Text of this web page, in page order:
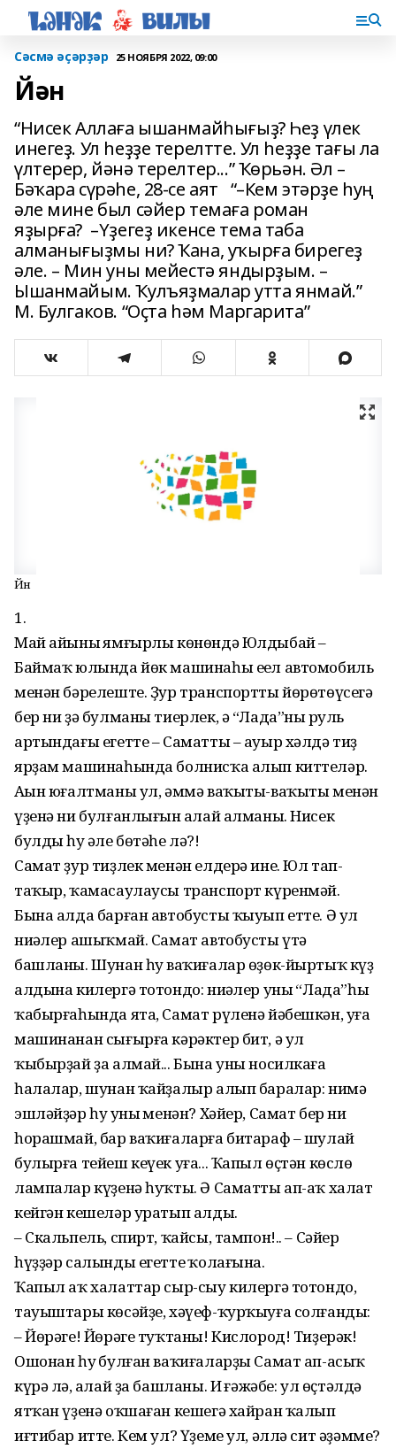
Сәсмә әҫәрҙәр 25 НОЯБРЯ 2022, 09:00
Йән
“Нисек Аллаға ышанмайһығыҙ? Һеҙ үлек
инегеҙ. Ул һеҙҙе терелтте. Ул һеҙҙе тағы ла
үлтерер, йәнә терелтер...” Ҡөрьән. Әл –
Бәҡара сүрәһе, 28-се аят “–Кем этәрҙе һуң
әле мине был сәйер темаға роман
яҙырға? –Үҙегеҙ икенсе тема таба
алманығыҙмы ни? Ҡана, уҡырға бирегеҙ
әле. – Мин уны мейестә яндырҙым. –
Ышанмайым. Ҡулъяҙмалар утта янмай.”
М. Булгаков. “Оҫта һәм Маргарита”
Йән
1.
Май айының ямғырлы көнөндә Юлдыбай –
Баймаҡ юлында йөк машинаһы еңел автомобиль
менән бәрелеште. Ҙур транспортты йөрөтөүсегә
бер ни ҙә булманы тиерлек, ә “Лада”ның руль
артындағы егетте – Саматты – ауыр хәлдә тиҙ
ярҙам машинаһында болнисҡа алып киттеләр.
Аңын юғалтманы ул, әммә ваҡыты-ваҡыты менән
үҙенә ни булғанлығын аңлай алманы. Нисек
булды һуң әле бөтәһе лә?!
Самат ҙур тиҙлек менән елдерә ине. Юл тап-
таҡыр, ҡамасаулаусы транспорт күренмәй.
Бына алда барған автобусты ҡыуып етте. Ә ул
ниңәлер ашыҡмай. Самат автобусты үтә
башланы. Шунан һуң ваҡиғалар өҙөк-йыртыҡ күҙ
алдына килергә тотондо: ниңәлер уның “Лада”һы
ҡабырғаһында ята, Самат рүленә йәбешкән, уға
машинанан сығырға кәрәктер бит, ә ул
ҡыбырҙай ҙа алмай... Бына уны носилкаға
һалалар, шунан ҡайҙалыр алып баралар: нимә
эшләйҙәр һуң уның менән? Хәйер, Самат бер ни
һорашмай, бар ваҡиғаларға битараф – шулай
булырға тейеш кеүек уға... Ҡапыл өҫтән көслө
лампалар күҙенә һуҡты. Ә Саматты ап-аҡ халат
кейгән кешеләр уратып алды.
– Скальпель, спирт, ҡайсы, тампон!.. – Сәйер
һүҙҙәр салынды егеттең ҡолағына.
Ҡапыл аҡ халаттар сыр-сыу килергә тотондо,
тауыштары көсәйҙе, хәүеф-ҡурҡыуға солғанды:
– Йөрәге! Йөрәге туҡтаны! Кислород! Тиҙерәк!
Ошонан һуң булған ваҡиғаларҙы Самат ап-асыҡ
күрә лә, аңлай ҙа башланы. Иң ғәжәбе: ул өҫтәлдә
ятҡан үҙенә оҡшаған кешегә хайран ҡалып
иғтибар итте. Кем ул? Үҙеме ул, әллә сит әҙәмме?